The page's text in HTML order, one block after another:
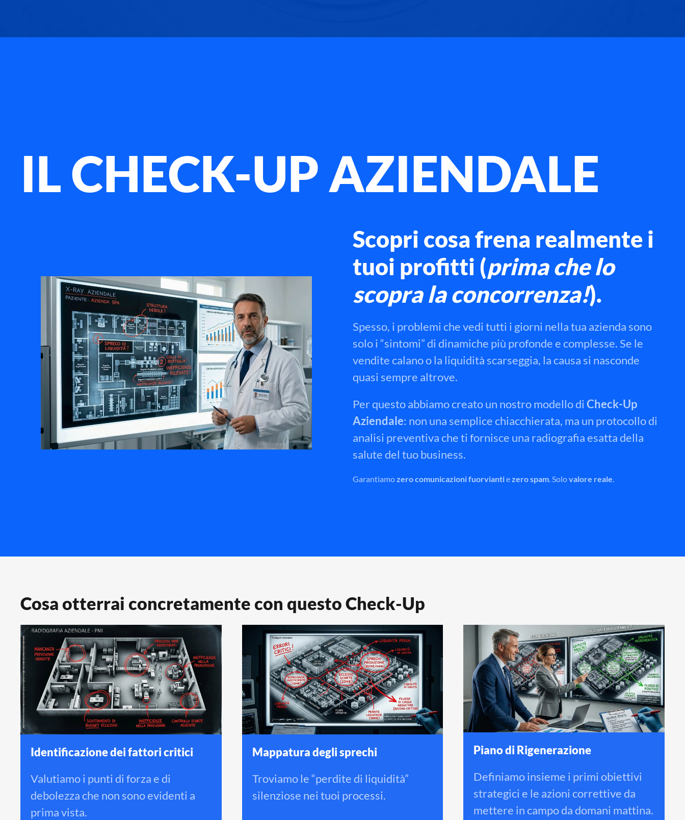
IL CHECK-UP AZIENDALE
Scopri cosa frena realmente i
tuoi profitti (prima che lo
scopra la concorrenza!).
Spesso, i problemi che vedi tutti i giorni nella tua azienda sono
solo i “sintomi” di dinamiche più profonde e complesse. Se le
vendite calano o la liquidità scarseggia, la causa si nasconde
quasi sempre altrove.
Per questo abbiamo creato un nostro modello diCheck-Up
Aziendale: non una semplice chiacchierata, ma un protocollo di
analisi preventivache ti fornisce una radiografia esatta della
salute del tuo business.
Garantiamozero comunicazioni fuorviantiezero spam. Solovalore reale.
Cosa otterrai concretamente con questo Check-Up
Identificazione dei fattori critici
Valutiamo i punti di forza e di
debolezza che non sono evidenti a
prima vista.
Mappatura degli sprechi
Troviamo le “perdite di liquidità”
silenziose nei tuoi processi.
Piano di Rigenerazione
Definiamo insieme i primi obiettivi
strategici e le azioni correttive da
mettere in campo da domani mattina.